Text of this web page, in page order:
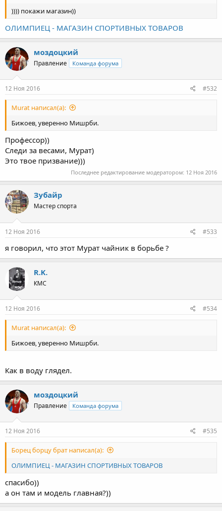
)))) покажи магазин))
ОЛИМПИЕЦ - МАГАЗИН СПОРТИВНЫХ ТОВАРОВ
моздоцкий
Правление Команда форума
12 Ноя 2016 #532
Murat написал(а):
Бижоев, уверенно Мишрби.
Профессор))
Следи за весами, Мурат)
Это твое призвание)))
Последнее редактирование модератором: 12 Ноя 2016
Зубайр
Мастер спорта
12 Ноя 2016 #533
я говорил, что этот Мурат чайник в борьбе ?
R.K.
КМС
12 Ноя 2016 #534
Murat написал(а):
Бижоев, уверенно Мишрби.
Как в воду глядел.
моздоцкий
Правление Команда форума
12 Ноя 2016 #535
Борец борцу брат написал(а):
ОЛИМПИЕЦ - МАГАЗИН СПОРТИВНЫХ ТОВАРОВ
спасибо))
а он там и модель главная?))